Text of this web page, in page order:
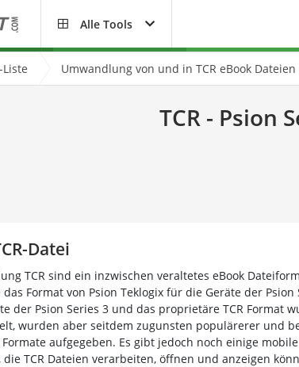
Alle Tools
Umwandlung von und in TCR eBook Dateien
TCR - Psion
Datei
TCR sind ein inzwischen veraltetes eBook
Format von Psion Teklogix für die Geräte der Psion
der Psion Series 3 und das proprietäre TCR Format
wurden aber seitdem zugunsten populärerer und
aufgegeben. Es gibt jedoch noch einige
die TCR Dateien verarbeiten, öffnen und anzeigen